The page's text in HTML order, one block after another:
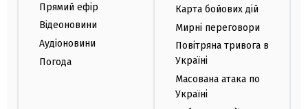
Прямий ефір
Відеоновини
Аудіоновини
Погода
Карта бойових дій
Мирні переговори
Повітряна тривога в
Україні
Масована атака по
Україні